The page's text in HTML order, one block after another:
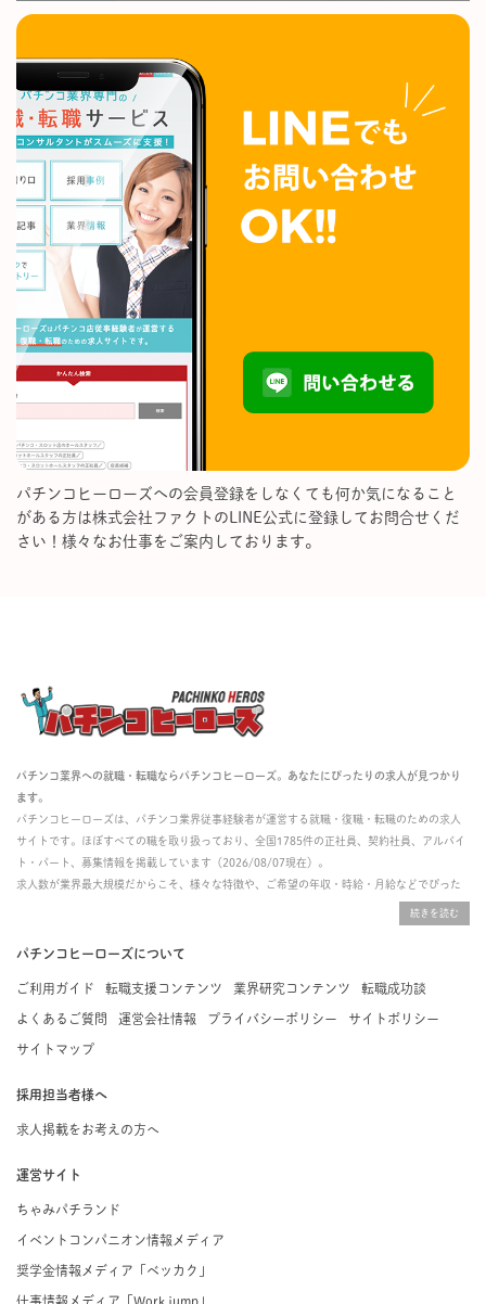
パチンコヒーローズへの会員登録をしなくても何か気になること
がある方は株式会社ファクトのLINE公式に登録してお問合せくだ
さい！様々なお仕事をご案内しております。
パチンコ業界への就職・転職ならパチンコヒーローズ。あなたにぴったりの求人が見つかり
ます。
パチンコヒーローズは、パチンコ業界従事経験者が運営する就職・復職・転職のための求人
サイトです。ほぼすべての職を取り扱っており、全国1785件の正社員、契約社員、アルバイ
ト・パート、募集情報を掲載しています（2026/08/07現在）。
求人数が業界最大規模だからこそ、様々な特徴や、ご希望の年収・時給・月給などでぴった
掲載している求人は、すべて契約法人様から寄せられた正規の求人情報です。応募いただい
た内容はすぐに直接事業所に届くためスムーズに転職・復職できます。
パチンコヒーローズについて
ご利用ガイド 転職支援コンテンツ 業界研究コンテンツ 転職成功談
よくあるご質問 運営会社情報 プライバシーポリシー サイトポリシー
サイトマップ
採用担当者様へ
求人掲載をお考えの方へ
運営サイト
ちゃみパチランド
イベントコンパニオン情報メディア
奨学金情報メディア「ベッカク」
仕事情報メディア「Work jump」